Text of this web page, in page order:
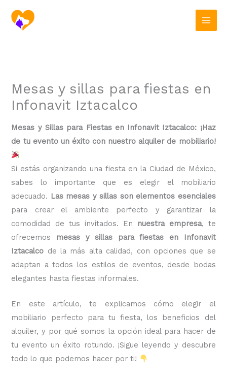
contenido
Mesas y sillas para fiestas en
Infonavit Iztacalco
Mesas y Sillas para Fiestas en Infonavit Iztacalco: ¡Haz
de tu evento un éxito con nuestro alquiler de mobiliario!
Si estás organizando una fiesta en la Ciudad de México,
sabes lo importante que es elegir el mobiliario
adecuado. Las mesas y sillas son elementos esenciales
para crear el ambiente perfecto y garantizar la
comodidad de tus invitados. En
nuestra empresa, te
ofrecemos
mesas y sillas para fiestas en Infonavit
Iztacalco de la más alta calidad, con opciones que se
adaptan a todos los estilos de eventos, desde bodas
elegantes hasta fiestas informales.
En este artículo, te explicamos cómo elegir el
mobiliario perfecto para tu fiesta, los beneficios del
alquiler, y por qué somos la opción ideal para hacer de
tu evento un éxito rotundo. ¡Sigue leyendo y descubre
todo lo que podemos hacer por ti!